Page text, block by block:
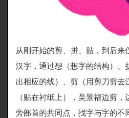
从刚开始的剪、拼、贴，到后来
汉字，通过想（想字的结构）、
出相应的线）、剪（用剪刀剪去
（贴在衬纸上），吴景福边剪
旁部首的共同点，找字与字的不